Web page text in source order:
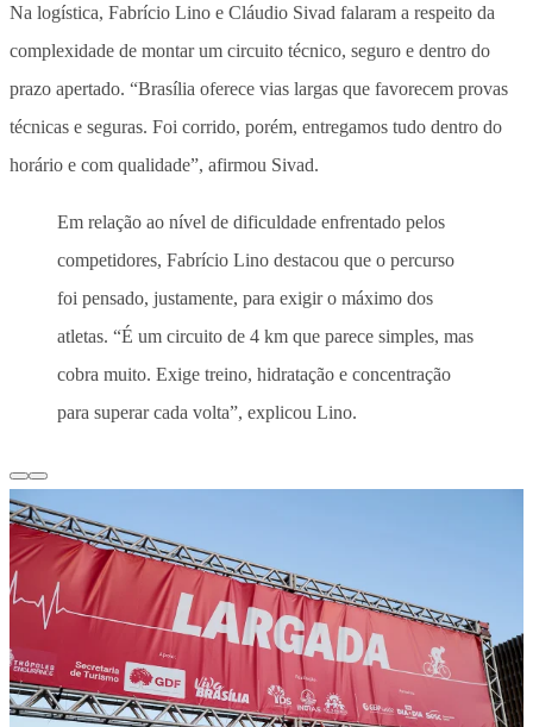
Na logística, Fabrício Lino e Cláudio Sivad falaram a respeito da
complexidade de montar um circuito técnico, seguro e dentro do
prazo apertado. “Brasília oferece vias largas que favorecem provas
técnicas e seguras. Foi corrido, porém, entregamos tudo dentro do
horário e com qualidade”, afirmou Sivad.
Em relação ao nível de dificuldade enfrentado pelos
competidores, Fabrício Lino destacou que o percurso
foi pensado, justamente, para exigir o máximo dos
atletas. “É um circuito de 4 km que parece simples, mas
cobra muito. Exige treino, hidratação e concentração
para superar cada volta”, explicou Lino.